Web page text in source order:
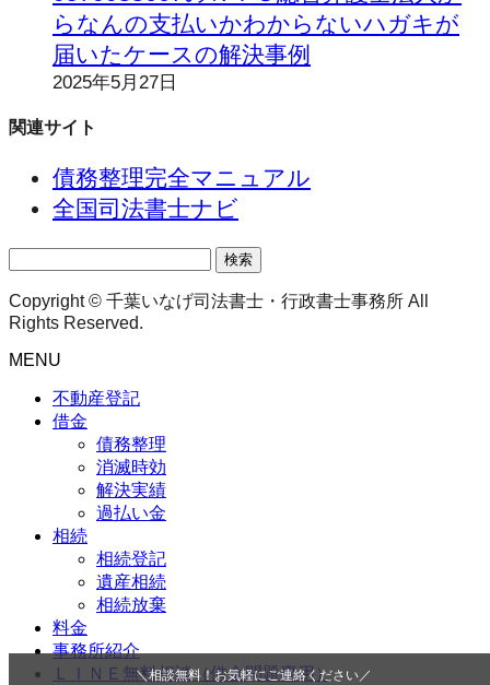
らなんの支払いかわからないハガキが
届いたケースの解決事例
2025年5月27日
関連サイト
債務整理完全マニュアル
全国司法書士ナビ
Copyright © 千葉いなげ司法書士・行政書士事務所 All
Rights Reserved.
MENU
不動産登記
借金
債務整理
消滅時効
解決実績
過払い金
相続
相続登記
遺産相続
相続放棄
料金
事務所紹介
ＬＩＮＥ無料相談（借金問題専用）
＼相談無料！お気軽にご連絡ください／